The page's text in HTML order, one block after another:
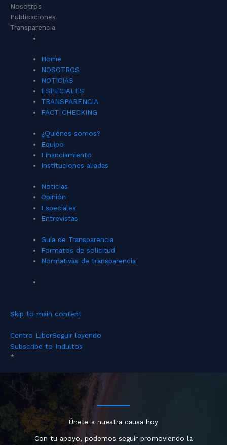
Nosotros
Publicaciones
Transparencia
Home
NOSOTROS
NOTICIAS
ESPECIALES
TRANSPARENCIA
FACT-CHECKING
¿Quiénes somos?
Equipo
Financiamiento
Instituciones aliadas
Noticias
Opinión
Especiales
Entrevistas
Guía de Transparencia
Formatos de solicitud
Normativas de transparencia
Skip to main content
Centro LiberSeguir leyendo
Subscribe to Indultos
*
Únete a nuestra causa hoy
Con tu apoyo, podemos seguir promoviendo la